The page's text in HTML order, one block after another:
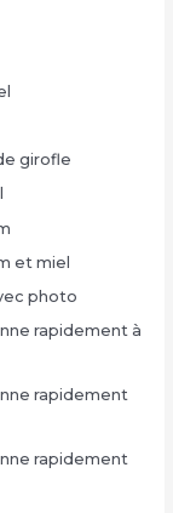
girofle
et miel
photo
rapidement à
rapidement
rapidement